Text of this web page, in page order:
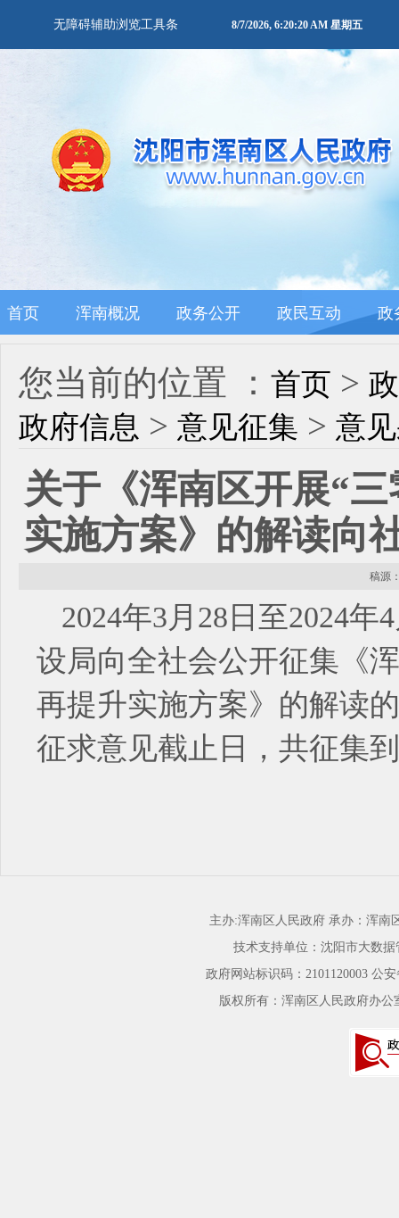
无障碍辅助浏览工具条 8/7/2026, 6:20:20 AM 星期五
首页 浑南概况 政务公开 政民互动 政
您当前的位置 ： 首页 >
政府信息 > 意见征集 > 意
关于《浑南区开展“
实施方案》的解读向
稿源
2024年3月28日至2024
设局向全社会公开征集《
再提升实施方案》的解读
征求意见截止日，共征集
主办:浑南区人民政府 承办：浑
技术支持单位：沈阳市大数
政府网站标识码：2101120003 公安
版权所有：浑南区人民政府办